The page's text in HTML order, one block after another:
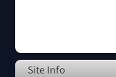
Site Info